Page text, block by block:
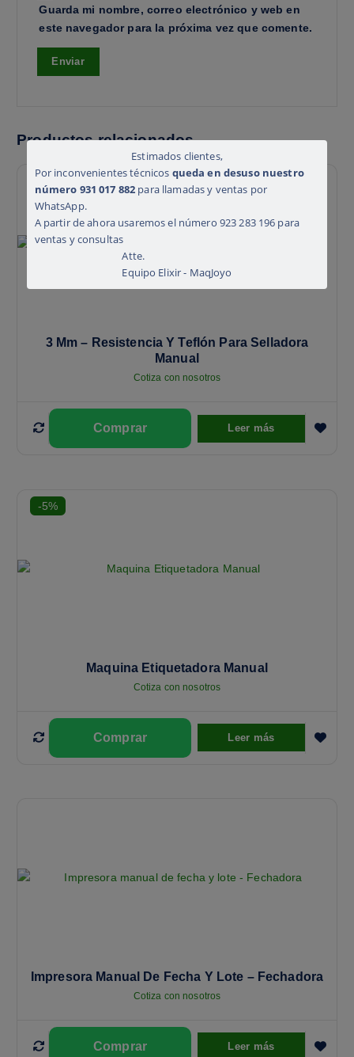
Guarda mi nombre, correo electrónico y web en
este navegador para la próxima vez que comente.
Productos relacionados
3 Mm – Resistencia Y Teflón Para Selladora
Manual
Cotiza con nosotros
Leer más
-5%
Maquina Etiquetadora Manual
Cotiza con nosotros
Leer más
Impresora Manual De Fecha Y Lote – Fechadora
Cotiza con nosotros
Leer más
Estimados clientes,
Por inconvenientes técnicos queda en desuso nuestro
número 931 017 882 para llamadas y ventas por
WhatsApp.
A partir de ahora usaremos el número 923 283 196 para
ventas y consultas
Atte.
Equipo Elixir - MaqJoyo